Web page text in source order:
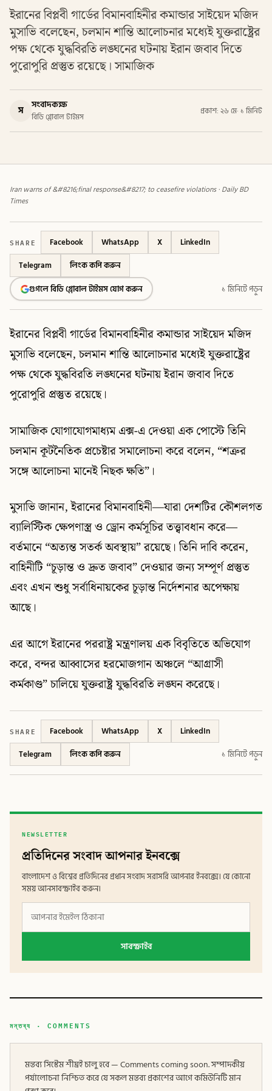
ইরানের বিপ্লবী গার্ডের বিমানবাহিনীর কমান্ডার সাইয়েদ মজিদ
মুসাভি বলেছেন, চলমান শান্তি আলোচনার মধ্যেই যুক্তরাষ্ট্রের
পক্ষ থেকে যুদ্ধবিরতি লঙ্ঘনের ঘটনায় ইরান জবাব দিতে
পুরোপুরি প্রস্তুত রয়েছে। সামাজিক
স সংবাদকক্ষ
বিডি গ্লোবাল টাইমস
প্রকাশ: ২৬ মে· ১ মিনিট
Iran warns of &#8216;final response&#8217; to ceasefire violations · Daily BD
Times
SHARE Facebook WhatsApp X
LinkedIn
Telegram
লিংক কপি করুন
গুগলে বিডি গ্লোবাল টাইমস যোগ করুন
১ মিনিটে পড়ুন
ইরানের বিপ্লবী গার্ডের বিমানবাহিনীর কমান্ডার সাইয়েদ মজিদ
মুসাভি বলেছেন, চলমান শান্তি আলোচনার মধ্যেই যুক্তরাষ্ট্রের
পক্ষ থেকে যুদ্ধবিরতি লঙ্ঘনের ঘটনায় ইরান জবাব দিতে
পুরোপুরি প্রস্তুত রয়েছে।
সামাজিক যোগাযোগমাধ্যম এক্স-এ দেওয়া এক পোস্টে তিনি
চলমান কূটনৈতিক প্রচেষ্টার সমালোচনা করে বলেন, “শত্রুর
সঙ্গে আলোচনা মানেই নিছক ক্ষতি”।
মুসাভি জানান, ইরানের বিমানবাহিনী—যারা দেশটির কৌশলগত
ব্যালিস্টিক ক্ষেপণাস্ত্র ও ড্রোন কর্মসূচির তত্ত্বাবধান করে—
বর্তমানে “অত্যন্ত সতর্ক অবস্থায়” রয়েছে। তিনি দাবি করেন,
বাহিনীটি “চূড়ান্ত ও দ্রুত জবাব” দেওয়ার জন্য সম্পূর্ণ প্রস্তুত
এবং এখন শুধু সর্বাধিনায়কের চূড়ান্ত নির্দেশনার অপেক্ষায়
আছে।
এর আগে ইরানের পররাষ্ট্র মন্ত্রণালয় এক বিবৃতিতে অভিযোগ
করে, বন্দর আব্বাসের হরমোজগান অঞ্চলে “আগ্রাসী
কর্মকাণ্ড” চালিয়ে যুক্তরাষ্ট্র যুদ্ধবিরতি লঙ্ঘন করেছে।
SHARE Facebook WhatsApp X
LinkedIn
Telegram
লিংক কপি করুন ১ মিনিটে পড়ুন
NEWSLETTER
প্রতিদিনের সংবাদ আপনার ইনবক্সে
বাংলাদেশ ও বিশ্বের প্রতিদিনের প্রধান সংবাদ সরাসরি আপনার ইনবক্সে। যে কোনো
সময় আনসাবস্ক্রাইব করুন।
সাবস্ক্রাইব
মন্তব্য · COMMENTS
মন্তব্য সিস্টেম শীঘ্রই চালু হবে — Comments coming soon. সম্পাদকীয়
পর্যালোচনা নিশ্চিত করে যে সকল মন্তব্য প্রকাশের আগে কমিউনিটি মান